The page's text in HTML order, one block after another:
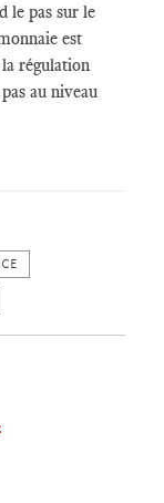
le pas sur le
est
régulation
au niveau